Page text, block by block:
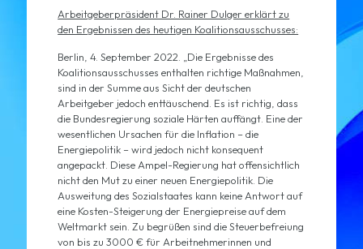
Arbeitgeberpräsident Dr. Rainer Dulger erklärt zu
den Ergebnissen des heutigen Koalitionsausschusses:
Berlin, 4. September 2022. „Die Ergebnisse des
Koalitionsausschusses enthalten richtige Maßnahmen,
sind in der Summe aus Sicht der deutschen
Arbeitgeber jedoch enttäuschend. Es ist richtig, dass
die Bundesregierung soziale Härten auffängt. Eine der
wesentlichen Ursachen für die Inflation – die
Energiepolitik – wird jedoch nicht konsequent
angepackt. Diese Ampel-Regierung hat offensichtlich
nicht den Mut zu einer neuen Energiepolitik. Die
Ausweitung des Sozialstaates kann keine Antwort auf
eine Kosten-Steigerung der Energiepreise auf dem
Weltmarkt sein. Zu begrüßen sind die Steuerbefreiung
von bis zu 3000 € für Arbeitnehmerinnen und